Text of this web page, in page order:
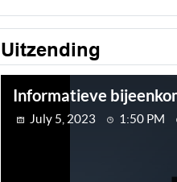
Uitzending